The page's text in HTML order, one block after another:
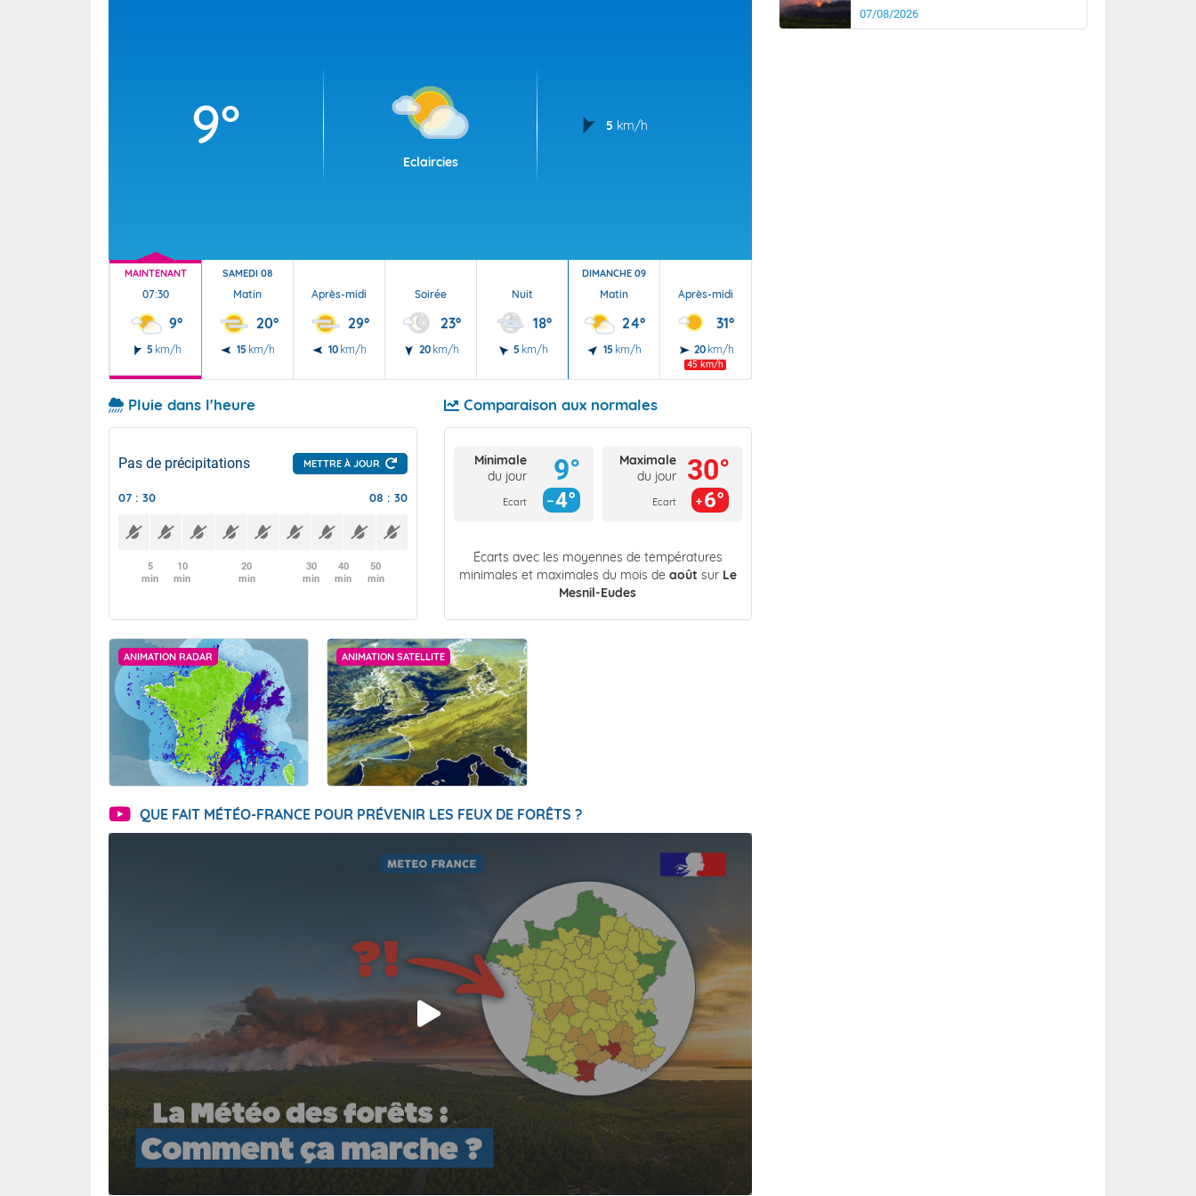
9°
Eclaircies
5 km/h
MAINTENANT
07:30
9°
5 km/h
SAMEDI 08
Matin
20°
15 km/h
Après-midi
29°
10 km/h
Soirée
23°
20 km/h
Nuit
18°
5 km/h
DIMANCHE 09
Matin
24°
15 km/h
Après-midi
31°
20 km/h
45 km/h
Pluie dans l'heure
Pas de précipitations METTRE À JOUR
07 : 30 08 : 30
5
min
10
min
20
min
30
min
40
min
50
min
Comparaison aux normales
Minimale
du jour
Ecart
9°
4°
Maximale
du jour
Ecart
30°
6°
Écarts avec les moyennes de températures
minimales et maximales du mois de août sur Le
Mesnil-Eudes
ANIMATION RADAR ANIMATION SATELLITE
QUE FAIT MÉTÉO-FRANCE POUR PRÉVENIR LES FEUX DE FORÊTS ?
07/08/2026